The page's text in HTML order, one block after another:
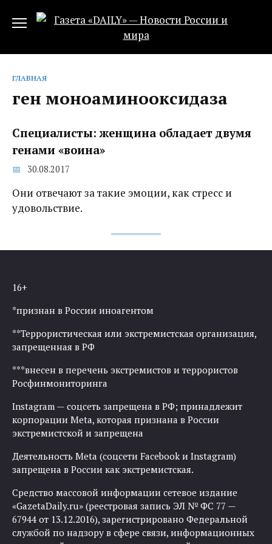
ГЛАВНАЯ
ген моноаминооксидаза
Специалисты: женщина обладает двумя
генами «воина»
30.08.2017
Они отвечают за такие эмоции, как стресс и
удовольствие.
16+
*признан в России иноагентом
**Террористическая или экстремистская организация,
запрещенная в РФ
***внесен в перечень экстремистов и террористов
Росфинмониторинга
Instagram — соцсеть запрещена в РФ; принадлежит
корпорации Meta, которая признана в России
экстремистской и запрещена
Деятельность Meta (соцсети Facebook и Instagram)
запрещена в России как экстремистская.
Средство массовой информации сетевое издание
«GazetaDaily.ru» (реестровая запись ЭЛ № ФС 77 —
67944 от 13.12.2016), зарегистрировано Федеральной
службой по надзору в сфере связи, информационных